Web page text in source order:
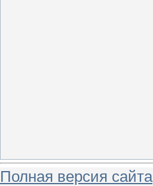
Полная версия сайта